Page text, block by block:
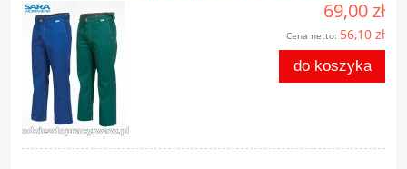
69,00 zł
Cena netto: 56,10 zł
do koszyka